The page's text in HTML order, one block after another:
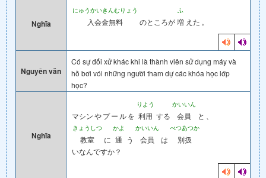
Nghĩa
にゅうかいきんむりょう
入会金無料 のところが
ふ
増 えた 。
Nguyên văn
Có sự đối xử khác khi là thành viên sử dụng máy và
hồ bơi vói những người tham dự các khóa học lớp
học?
Nghĩa
マシンやプー ルを
りよう
利用 する
かいいん
会員 と
きょうしつ
教室 に
かよ
通 う
かいいん
会員 は
べつあつか
別扱
いなんですか？